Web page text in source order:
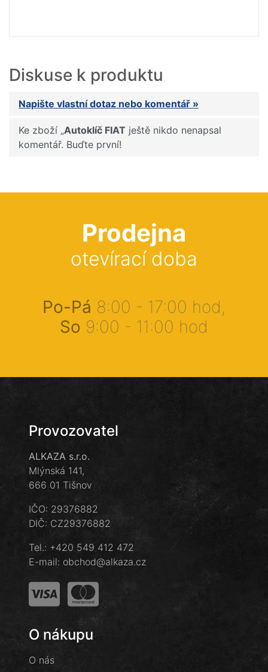
Diskuse k produktu
Napište vlastní dotaz nebo komentář »
Ke zboží „Autoklíč FIAT ještě nikdo nenapsal
komentář. Buďte první!
Prodejna
otevírací doba
Po-Pá 8:00 - 17:00 hod,
So 9:00 - 11:00 hod
Provozovatel
ALKAZA s.r.o.
Mlýnská 141,
666 01 Tišnov
IČO: 29376882
DIČ: CZ29376882
Tel.: +420 549 412 472
E-mail: obchod@alkaza.cz
O nákupu
O nás